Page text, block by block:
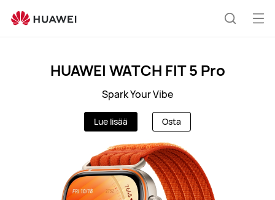
HUAWEI WATCH FIT 5 Pro
Spark Your Vibe
Lue lisää Osta